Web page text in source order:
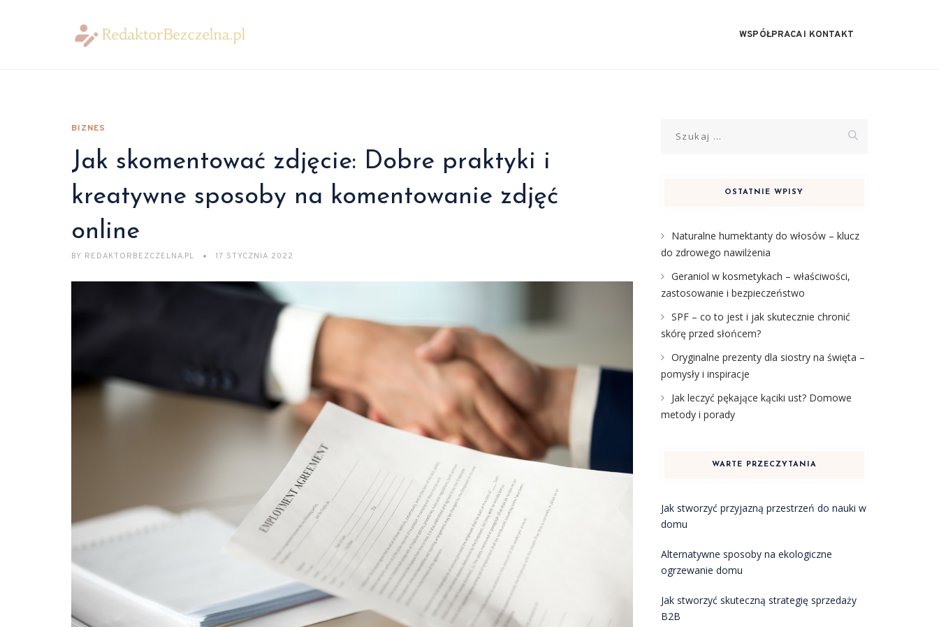
WSPÓŁPRACA I KONTAKT
BIZNES
Jak skomentować zdjęcie: Dobre praktyki i
kreatywne sposoby na komentowanie zdjęć
online
BY REDAKTORBEZCZELNA.PL 17 STYCZNIA 2022
OSTATNIE WPISY
Naturalne humektanty do włosów – klucz
do zdrowego nawilżenia
Geraniol w kosmetykach – właściwości,
zastosowanie i bezpieczeństwo
SPF – co to jest i jak skutecznie chronić
skórę przed słońcem?
Oryginalne prezenty dla siostry na święta –
pomysły i inspiracje
Jak leczyć pękające kąciki ust? Domowe
metody i porady
WARTE PRZECZYTANIA
Jak stworzyć przyjazną przestrzeń do nauki w
domu
Alternatywne sposoby na ekologiczne
ogrzewanie domu
Jak stworzyć skuteczną strategię sprzedaży
B2B